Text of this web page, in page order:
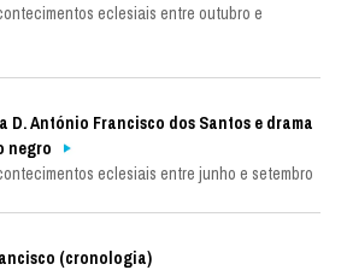
eclesiais entre outubro e
D. António Francisco dos Santos e drama
negro
eclesiais entre junho e setembro
(cronologia)